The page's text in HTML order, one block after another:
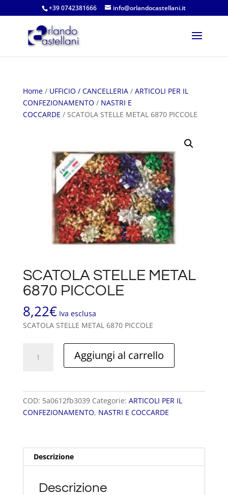
+39 0742381666 info@orlandocastellani.it
Home/ UFFICIO / CANCELLERIA/ ARTICOLI PER IL
CONFEZIONAMENTO / NASTRI E
COCCARDE / SCATOLA STELLE METAL 6870 PICCOLE
SCATOLA STELLE METAL
6870 PICCOLE
8,22€ Iva esclusa
SCATOLA STELLE METAL 6870 PICCOLE
STELLE
Aggiungi al carrello
COD: 5a0612fb3039 Categorie: ARTICOLI PER IL
CONFEZIONAMENTO, NASTRI E COCCARDE
Descrizione
Descrizione